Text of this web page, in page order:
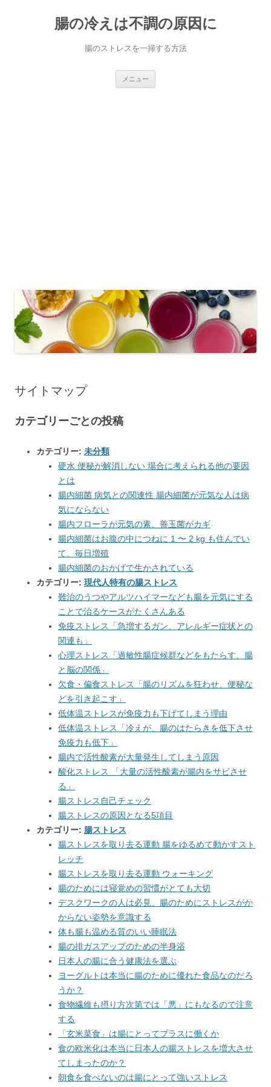
腸の冷えは不調の原因に
腸のストレスを一掃する方法
メニュー
サイトマップ
カテゴリーごとの投稿
カテゴリー: 未分類
硬水 便秘が解消しない 場合に考えられる他の要因
とは
腸内細菌 病気との関連性 腸内細菌が元気な人は病
気にならない
腸内フローラが元気の素、善玉菌がカギ
腸内細菌はお腹の中につねに 1 〜 2 kg も住んでい
て、毎日増殖
腸内細菌のおかげで生かされている
カテゴリー: 現代人特有の腸ストレス
難治のうつやアルツハイマーなども腸を元気にする
ことで治るケースがたくさんある
免疫ストレス「急増するガン、アレルギー症状との
関連も」
心理ストレス「過敏性腸症候群などをもたらす、腸
と脳の関係」
欠食・偏食ストレス「腸のリズムを狂わせ、便秘な
どを引き起こす」
低体温ストレスが免疫力も下げてしまう理由
低体温ストレス「冷えが、腸のはたらきを低下させ
免疫力も低下」
腸内で活性酸素が大量発生してしまう原因
酸化ストレス 「大量の活性酸素が腸内をサビさせ
る」
腸ストレス自己チェック
腸ストレスの原因となる5項目
カテゴリー: 腸ストレス
腸ストレスを取り去る運動 腸をゆるめて動かすスト
レッチ
腸ストレスを取り去る運動 ウォーキング
腸のためには寝覚めの習慣がとても大切
デスクワークの人は必見、腸のためにストレスがか
からない姿勢を意識する
体も腸も温める質のいい睡眠法
腸の排ガスアップのための半身浴
日本人の腸に合う健康法を選ぶ
ヨーグルトは本当に腸のために優れた食品なのだろ
うか？
食物繊維も摂り方次第では「悪」にもなるので注意
する
「玄米菜食」は腸にとってプラスに働くか
食の欧米化は本当に日本人の腸ストレスを増大させ
てしまったのか？
朝食を食べないのは腸にとって強いストレス